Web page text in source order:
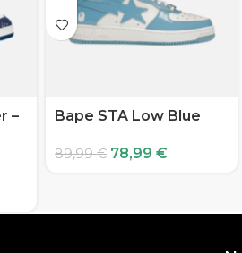
–
Bape STA Low Blue
89,99€ 78,99 €